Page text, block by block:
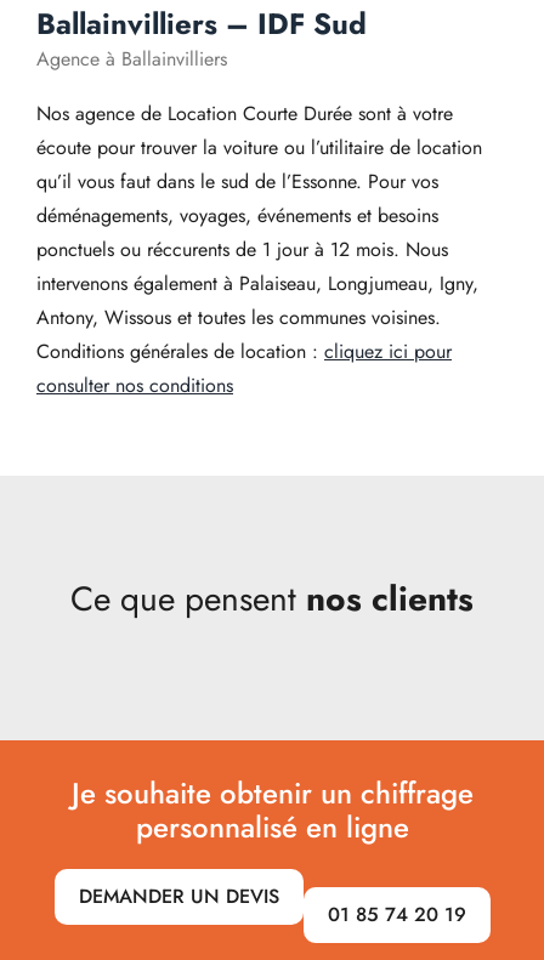
Ballainvilliers – IDF Sud
Agence à Ballainvilliers
Nos agence de Location Courte Durée sont à votre
écoute pour trouver la voiture ou l’utilitaire de location
qu’il vous faut dans le sud de l’Essonne. Pour vos
déménagements, voyages, événements et besoins
ponctuels ou réccurents de 1 jour à 12 mois. Nous
intervenons également à Palaiseau, Longjumeau, Igny,
Antony, Wissous et toutes les communes voisines.
Conditions générales de location : cliquez ici pour
consulter nos conditions
Ce que pensent nos clients
Je souhaite obtenir un chiffrage
personnalisé en ligne
DEMANDER UN DEVIS
01 85 74 20 19